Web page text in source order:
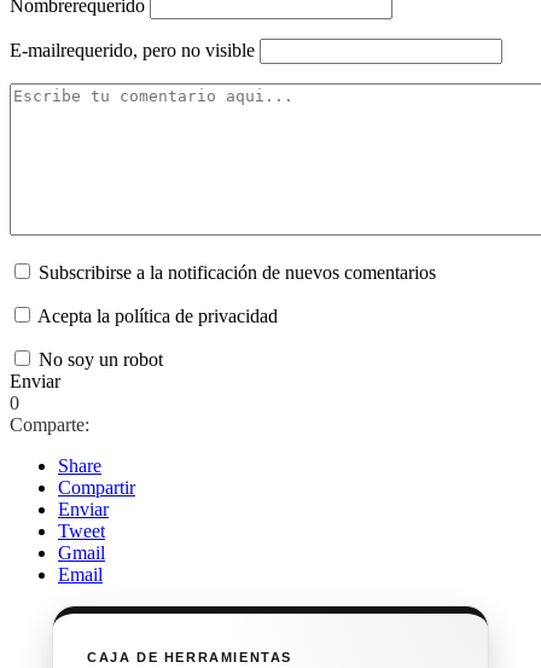
Nombrerequerido
E-mailrequerido, pero no visible
Subscribirse a la notificación de nuevos comentarios
Acepta la política de privacidad
No soy un robot
Enviar
0
Comparte:
Share
Compartir
Enviar
Tweet
Gmail
Email
CAJA DE HERRAMIENTAS